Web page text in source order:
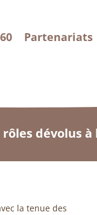
Partenariats
dévolus
la tenue des